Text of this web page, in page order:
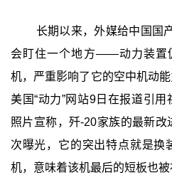
长期以来，外媒给中国国
会盯住一个地方——动力装置
机，严重影响了它的空中机动
美国“动力”网站9日在报道引
照片宣称，歼-20家族的最新
次曝光，它的突出特点就是换
机，意味着该机最后的短板也被